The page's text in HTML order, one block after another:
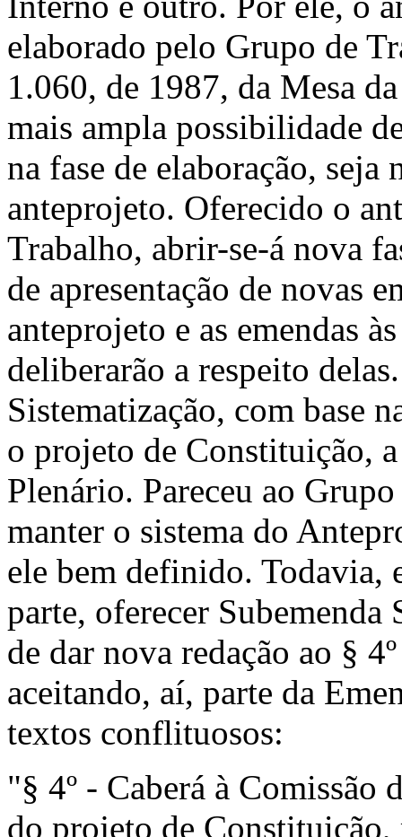
elaborado pelo Grupo de
1.060, de 1987, da Mesa
mais ampla possibilidade
na fase de elaboração, seja
anteprojeto. Oferecido o
Trabalho, abrir-se-á nova
de apresentação de novas
anteprojeto e as emendas
deliberarão a respeito
Sistema­tização, com base
o projeto de Constituição,
Plenário. Pareceu ao
manter o sistema do
ele bem definido. Todavia,
parte, oferecer
de dar nova redação ao §
aceitando, aí, parte da
textos conflituosos:
"§ 4º - Caberá à Comissão
do projeto de